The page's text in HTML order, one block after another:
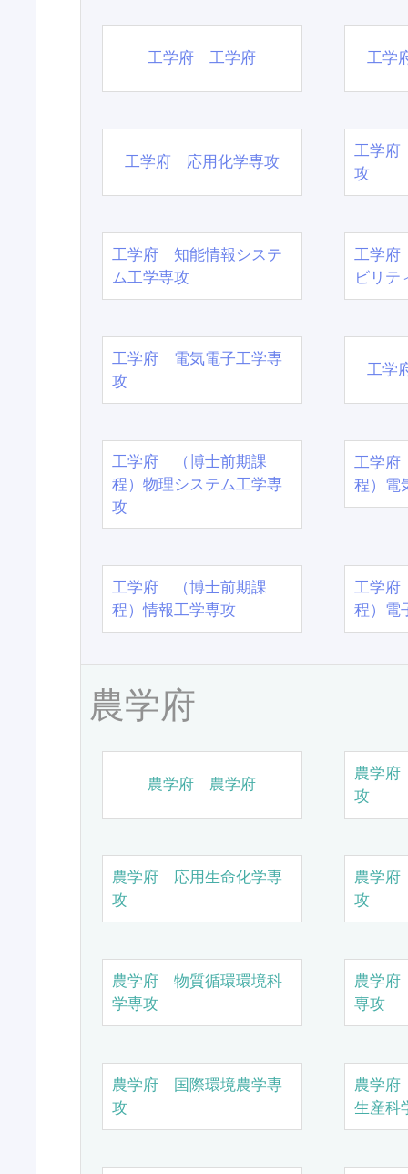
工学府 工学府 工学
工学府 応用化学専攻
工学府
攻
工学府 知能情報システ
ム工学専攻
工学府
ビリテ
工学府 電気電子工学専
攻
工学
工学府 （博士前期課
程）物理システム工学専
攻
工学
程）電
工学府 （博士前期課
程）情報工学専攻
工学
程）電
農学府
農学府 農学府
農学
攻
農学府 応用生命化学専
攻
農学
攻
農学府 物質循環環境科
学専攻
農学
専攻
農学府 国際環境農学専
攻
農学
生産科